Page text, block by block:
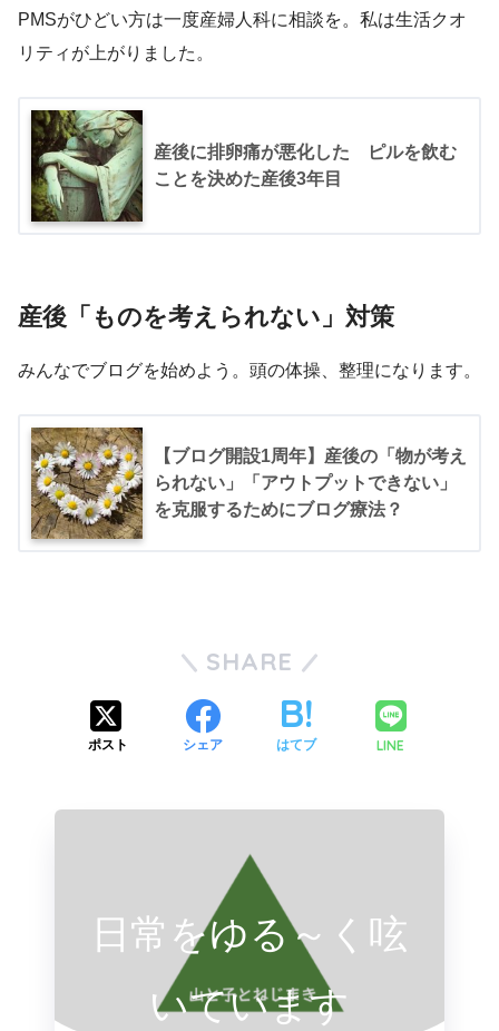
PMSがひどい方は一度産婦人科に相談を。私は生活クオ
リティが上がりました。
産後に排卵痛が悪化した ピルを飲む
ことを決めた産後3年目
産後「ものを考えられない」対策
みんなでブログを始めよう。頭の体操、整理になります。
【ブログ開設1周年】産後の「物が考え
られない」「アウトプットできない」
を克服するためにブログ療法？
SHARE
ポスト シェア はてブ LINE
日常をゆる～く呟
いています